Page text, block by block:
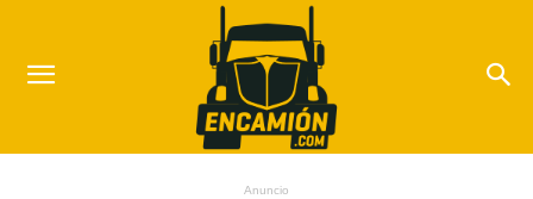
Anuncio